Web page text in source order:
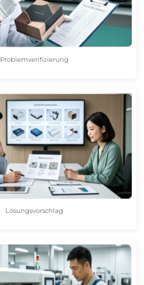
Problemverifizierung
Lösungsvorschlag